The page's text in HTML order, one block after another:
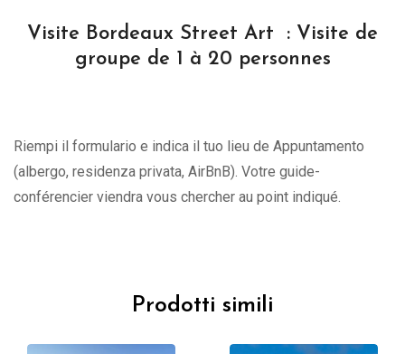
Visite Bordeaux Street Art : Visite de
groupe de 1 à 20 personnes
Riempi il formulario e indica il tuo lieu de Appuntamento
(albergo, residenza privata, AirBnB). Votre guide-
conférencier viendra vous chercher au point indiqué.
Prodotti simili